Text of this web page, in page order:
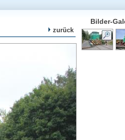
zurück
Bilder-